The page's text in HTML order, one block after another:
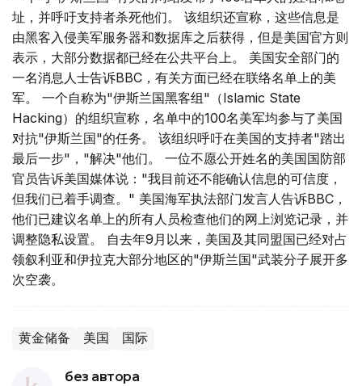
址，并呼吁支持者杀死他们。 该组织还宣称，这些信息是
由黑客入侵美军服务器和数据库之后获得，但是美国官方则
表示，大部分数据都已经在公共平台上。 美国安全部门的
一名消息人士告诉BBC，有关方面已经在联络名单上的美
军。 一个自称为"伊斯兰国黑客组"（Islamic State
Hacking）的组织宣称，名单中的100名美军均参与了美国
对抗"伊斯兰国"的任务。 该组织呼吁在美国的支持者"踏出
最后一步"，"解决"他们。 一位不愿公开姓名的美国国防部
官员告诉美国媒体说："我目前还不能确认信息的可信度，
但我们已着手调查。" 美国海军执法部门发言人告诉BBC，
他们已建议名单上的所有人员检查他们的网上浏览记录，并
调整隐私设置。 自去年9月以来，美国及其同盟国已经对占
领叙利亚和伊拉克大部分地区的"伊斯兰国"武装分子展开多
次空袭。
黄金储备 美国 国际
без автора